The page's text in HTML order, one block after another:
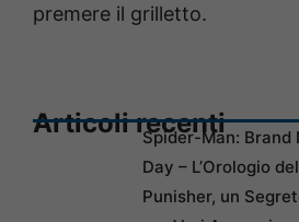
premere il grilletto.
Articoli recenti
Spider-Man: Brand
Day – L’Orologio del
Punisher, un